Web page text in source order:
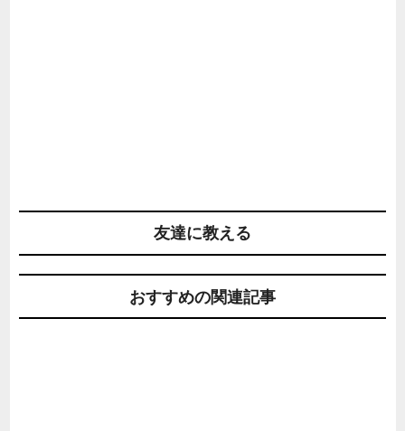
友達に教える
おすすめの関連記事